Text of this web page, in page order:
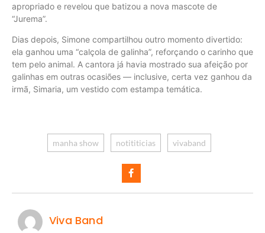
apropriado e revelou que batizou a nova mascote de
“Jurema”.
Dias depois, Simone compartilhou outro momento divertido:
ela ganhou uma “calçola de galinha”, reforçando o carinho que
tem pelo animal. A cantora já havia mostrado sua afeição por
galinhas em outras ocasiões — inclusive, certa vez ganhou da
irmã, Simaria, um vestido com estampa temática.
manha show notititicias vivaband
Viva Band